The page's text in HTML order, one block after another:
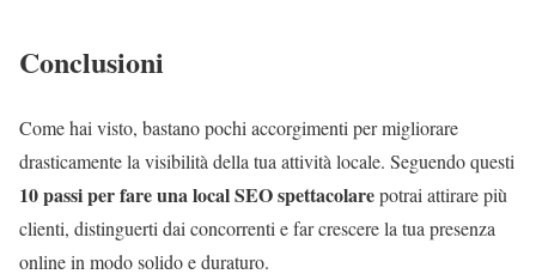
Conclusioni
Come hai visto, bastano pochi accorgimenti per migliorare
drasticamente la visibilità della tua attività locale. Seguendo questi
10 passi per fare una local SEO spettacolarepotrai attirare più
clienti, distinguerti dai concorrenti e far crescere la tua presenza
online in modo solido e duraturo.